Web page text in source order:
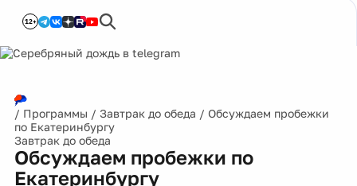
12+
/ Программы / Завтрак до обеда / Обсуждаем пробежки
по Екатеринбургу
Завтрак до обеда
Обсуждаем пробежки по
Екатеринбургу